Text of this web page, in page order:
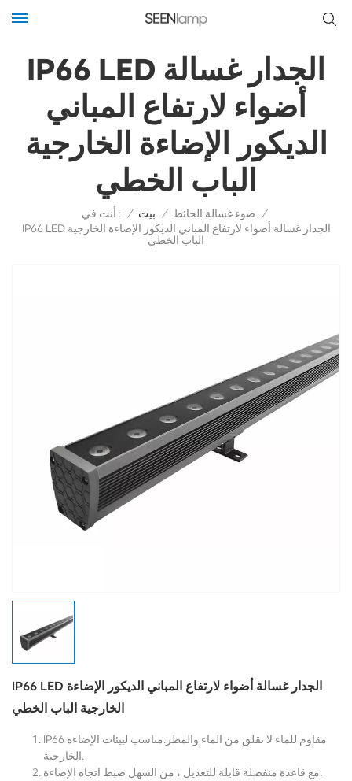
IP66 LED الجدار غسالة
أضواء لارتفاع المباني
الديكور الإضاءة الخارجية
الباب الخطي
أنت في : / بيت / ضوء غسالة الحائط /
IP66 LED الجدار غسالة أضواء لارتفاع المباني الديكور الإضاءة الخارجية
الباب الخطي
IP66 LED الجدار غسالة أضواء لارتفاع المباني الديكور الإضاءة
الخارجية الباب الخطي
IP66 مقاوم للماء لا تقلق من الماء والمطر.مناسب لبيئات الإضاءة
الخارجية.
مع قاعدة منفصلة قابلة للتعديل ، من السهل ضبط اتجاه الإضاءة.